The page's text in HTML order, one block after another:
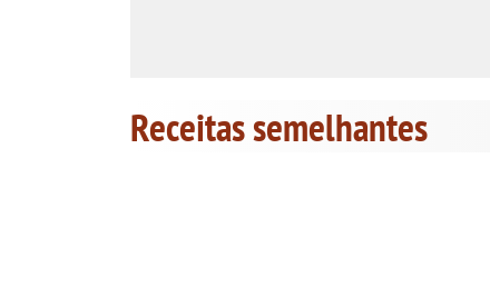
Receitas semelhantes